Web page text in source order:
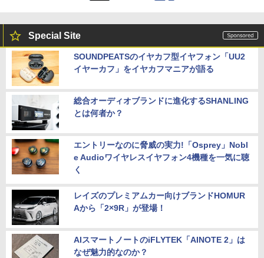
Special Site
SOUNDPEATSのイヤカフ型イヤフォン「UU2
イヤーカフ」をイヤカフマニアが語る
総合オーディオブランドに進化するSHANLING
とは何者か？
エントリーなのに脅威の実力!「Osprey」Nobl
e Audioワイヤレスイヤフォン4機種を一気に聴
く
レイズのプレミアムカー向けブランドHOMUR
Aから「2×9R」が登場！
AIスマートノートのiFLYTEK「AINOTE 2」は
なぜ魅力的なのか？